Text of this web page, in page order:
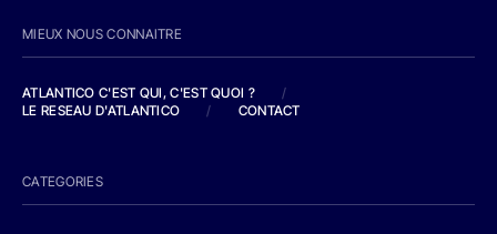
MIEUX NOUS CONNAITRE
ATLANTICO C'EST QUI, C'EST QUOI ?
/
LE RESEAU D'ATLANTICO
/ CONTACT
CATEGORIES